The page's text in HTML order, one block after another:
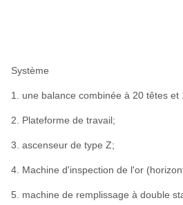
Système
1. une balance combinée à 20 têtes et
2. Plateforme de travail;
3. ascenseur de type Z;
4. Machine d'inspection de l'or
5. machine de remplissage à double